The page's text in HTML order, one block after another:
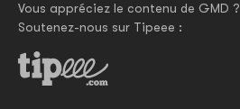
Vous appréciez le contenu de GMD ?
Soutenez-nous sur Tipeee :